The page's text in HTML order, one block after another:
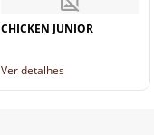
CHICKEN JUNIOR
Ver detalhes